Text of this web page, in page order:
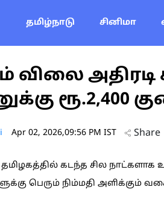
தமிழ்நாடு சினிமா
விலை அதிரடி
ரூ.2,400
Apr 02, 2026,09:56 PM IST Share
தமிழகத்தில் கடந்த சில
பெரும் நிம்மதி அளிக்கும்